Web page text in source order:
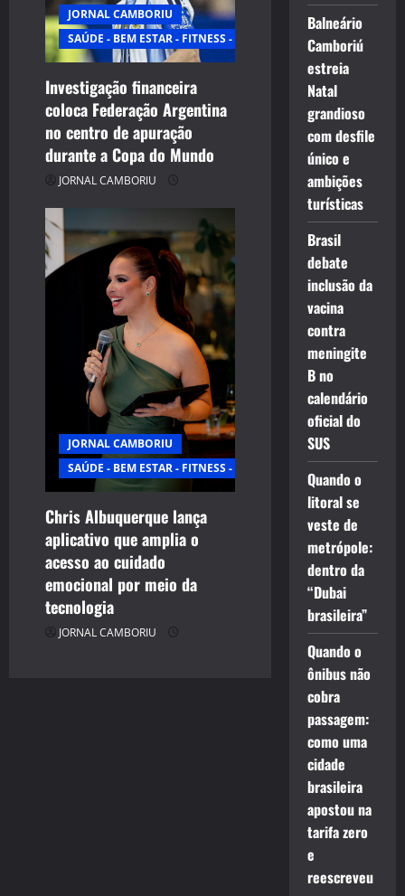
JORNAL CAMBORIU
SAÚDE - BEM ESTAR - FITNESS - ESPORTE
Investigação financeira
coloca Federação Argentina
no centro de apuração
durante a Copa do Mundo
JORNAL CAMBORIU
JORNAL CAMBORIU
SAÚDE - BEM ESTAR - FITNESS - ESPORTE
Chris Albuquerque lança
aplicativo que amplia o
acesso ao cuidado
emocional por meio da
tecnologia
JORNAL CAMBORIU
Balneário
Camboriú
estreia
Natal
grandioso
com desfile
único e
ambições
turísticas
Brasil
debate
inclusão da
vacina
contra
meningite
B no
calendário
oficial do
SUS
Quando o
litoral se
veste de
metrópole:
dentro da
“Dubai
brasileira”
Quando o
ônibus não
cobra
passagem:
como uma
cidade
brasileira
apostou na
tarifa zero
e
reescreveu